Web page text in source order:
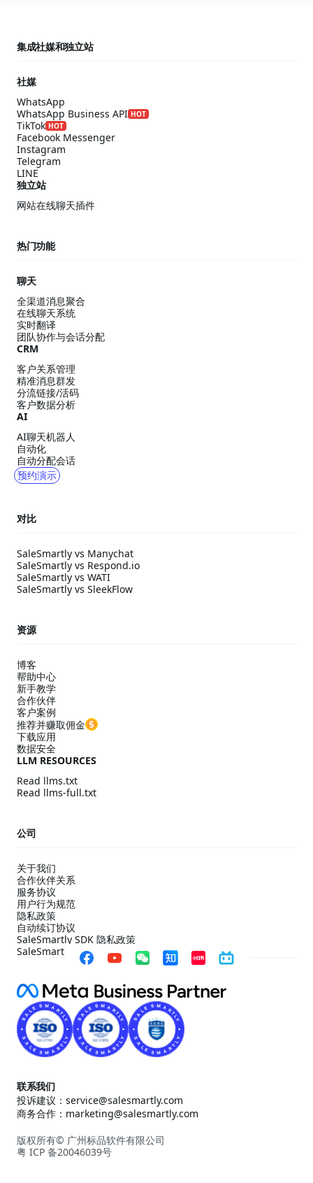
集成社媒和独立站
社媒
WhatsApp
WhatsApp Business API HOT
TikTok HOT
Facebook Messenger
Instagram
Telegram
LINE
独立站
网站在线聊天插件
热门功能
聊天
全渠道消息聚合
在线聊天系统
实时翻译
团队协作与会话分配
CRM
客户关系管理
精准消息群发
分流链接/活码
客户数据分析
AI
AI聊天机器人
自动化
自动分配会话
预约演示
对比
SaleSmartly vs Manychat
SaleSmartly vs Respond.io
SaleSmartly vs WATI
SaleSmartly vs SleekFlow
资源
博客
帮助中心
新手教学
合作伙伴
客户案例
推荐并赚取佣金
下载应用
数据安全
LLM RESOURCES
Read llms.txt
Read llms-full.txt
公司
关于我们
合作伙伴关系
服务协议
用户行为规范
隐私政策
自动续订协议
SaleSmartly SDK 隐私政策
SaleSmartly SDK 合规配置指引
联系我们
投诉建议：service@salesmartly.com
商务合作：marketing@salesmartly.com
版权所有© 广州标品软件有限公司
粤 ICP 备20046039号